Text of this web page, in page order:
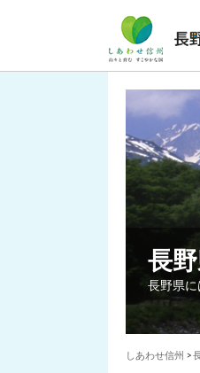
長
長野県
しあわせ信州 >